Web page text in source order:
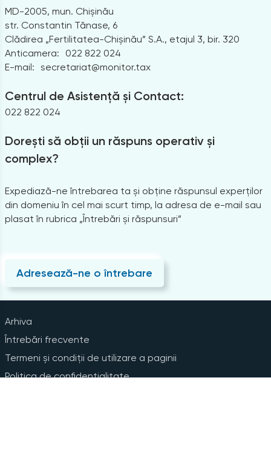
MD-2005, mun. Chișinău
str. Constantin Tănase, 6
Clădirea „Fertilitatea-Chișinău” S.A., etajul 3, bir. 320
Anticamera:
022 822 024
E-mail: secretariat@monitor.tax
Centrul de Asistență și Contact:
022 822 024
Dorești să obții un răspuns operativ și
complex?
Expediază-ne întrebarea ta și obține răspunsul experților
din domeniu în cel mai scurt timp, la adresa de e-mail sau
plasat în rubrica „Întrebări și răspunsuri”
Adresează-ne o întrebare
Arhiva
Întrebări frecvente
Termeni și condiții de utilizare a paginii
Politica de confidențialitate